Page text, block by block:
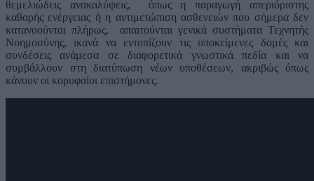
θεμελιώδεις ανακαλύψεις, όπως η παραγωγή απεριόριστης
καθαρής ενέργειας ή η αντιμετώπιση ασθενειών που σήμερα δεν
κατανοούνται πλήρως, απαιτούνται γενικά συστήματα Τεχνητής
Νοημοσύνης, ικανά να εντοπίζουν τις υποκείμενες δομές και
συνδέσεις ανάμεσα σε διαφορετικά γνωστικά πεδία και να
συμβάλλουν στη διατύπωση νέων υποθέσεων, ακριβώς όπως
κάνουν οι κορυφαίοι επιστήμονες.